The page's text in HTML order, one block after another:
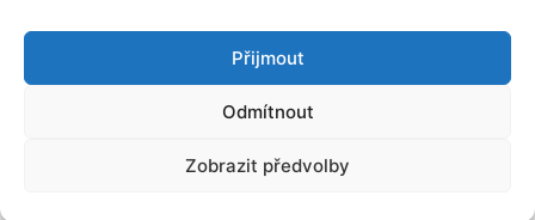
Přijmout
Odmítnout
Zobrazit předvolby
Astra WordPress